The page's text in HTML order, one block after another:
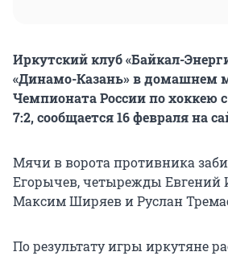
Иркутский клуб «Байкал-
«Динамо-Казань» в домашнем
Чемпионата России по хоккею
7:2, сообщается 16 февраля на
Мячи в ворота противника
Егорычев, четырежды Евгений
Максим Ширяев и Руслан
По результату игры иркутяне